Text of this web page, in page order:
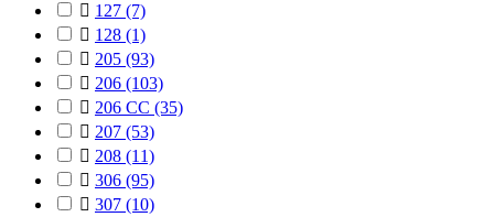
 127 (7)
 128 (1)
 205 (93)
 206 (103)
 206 CC (35)
 207 (53)
 208 (11)
 306 (95)
 307 (10)